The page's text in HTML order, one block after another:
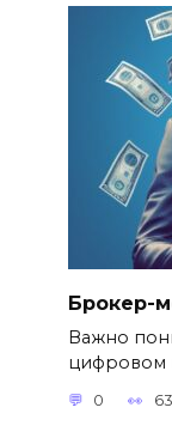
Брокер-
Важно
цифровом
0